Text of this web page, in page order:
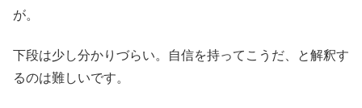
が。
下段は少し分かりづらい。自信を持ってこうだ、と解釈す
るのは難しいです。